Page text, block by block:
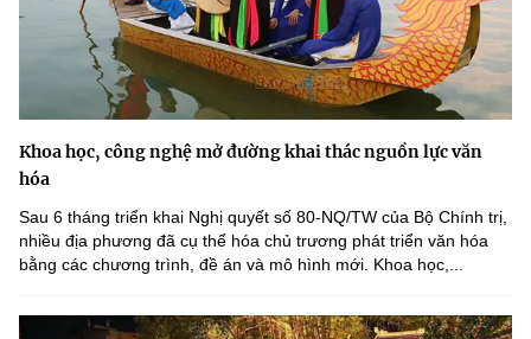
Khoa học, công nghệ mở đường khai thác nguồn lực văn
hóa
Sau 6 tháng triển khai Nghị quyết số 80-NQ/TW của Bộ Chính trị,
nhiều địa phương đã cụ thể hóa chủ trương phát triển văn hóa
bằng các chương trình, đề án và mô hình mới. Khoa học,...